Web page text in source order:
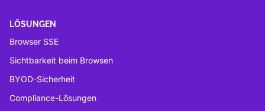
LÖSUNGEN
Browser SSE
Sichtbarkeit beim Browsen
BYOD-Sicherheit
Compliance-Lösungen